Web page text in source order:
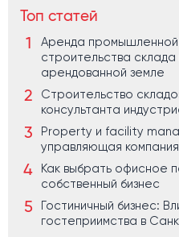
Топ статей
Аренда промышленной
строительства склада
арендованной земле
Строительство
консультанта
Property и facility
управляющая
Как выбрать офисное
собственный бизнес
Гостиничный бизнес:
гостеприимства в